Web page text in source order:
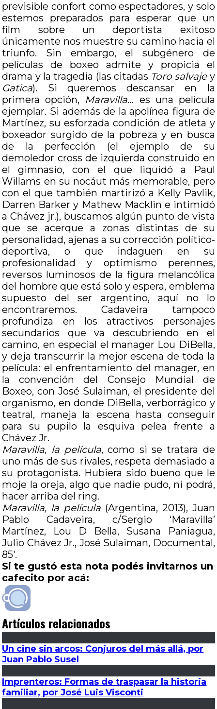
previsible confort como espectadores, y solo
estemos preparados para esperar que un
film sobre un deportista exitoso
únicamente nos muestre su camino hacia el
triunfo. Sin embargo, el subgénero de
películas de boxeo admite y propicia el
drama y la tragedia (las citadas Toro salvajey
Gatica). Si queremos descansar en la
primera opción, Maravilla… es una película
ejemplar. Si además de la apolínea figura de
Martínez, su esforzada condición de atleta y
boxeador surgido de la pobreza y en busca
de la perfección (el ejemplo de su
demoledor cross de izquierda construido en
el gimnasio, con el que liquidó a Paul
Willams en su nocáut más memorable, pero
con el que también martirizó a Kelly Pavlik,
Darren Barker y Mathew Macklin e intimidó
a Chávez jr.), buscamos algún punto de vista
que se acerque a zonas distintas de su
personalidad, ajenas a su corrección político-
deportiva, o que indaguen en su
profesionalidad y optimismo perennes,
reversos luminosos de la figura melancólica
del hombre que está solo y espera, emblema
supuesto del ser argentino, aquí no lo
encontraremos. Cadaveira tampoco
profundiza en los atractivos personajes
secundarios que va descubriendo en el
camino, en especial el manager Lou DiBella,
y deja transcurrir la mejor escena de toda la
película: el enfrentamiento del manager, en
la convención del Consejo Mundial de
Boxeo, con José Sulaiman, el presidente del
organismo, en donde DiBella, verborrágico y
teatral, maneja la escena hasta conseguir
para su pupilo la esquiva pelea frente a
Chávez Jr.
Maravilla, la película, como si se tratara de
uno más de sus rivales, respeta demasiado a
su protagonista. Hubiera sido bueno que le
moje la oreja, algo que nadie pudo, ni podrá,
hacer arriba del ring.
Maravilla, la película (Argentina, 2013), Juan
Pablo Cadaveira, c/Sergio ‘Maravilla’
Martínez, Lou D Bella, Susana Paniagua,
Julio Chávez Jr., José Sulaiman, Documental,
85′.
Si te gustó esta nota podés invitarnos un
cafecito por acá:
Artículos relacionados
Un cine sin arcos: Conjuros del más allá, por
Juan Pablo Susel
Imprenteros: Formas de traspasar la historia
familiar, por José Luis Visconti